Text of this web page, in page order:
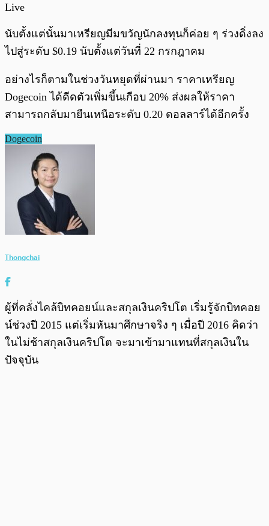
Live
นับตั้งแต่นั้นมาเหรียญมีมขวัญนักลงทุนก็ค่อย ๆ ร่วงดิ่งลง
ไปสู่ระดับ $0.19 นับตั้งแต่วันที่ 22 กรกฎาคม
อย่างไรก็ตามในช่วงวันหยุดที่ผ่านมา ราคาเหรียญ
Dogecoin ได้ดีดตัวเพิ่มขึ้นเกือบ 20% ส่งผลให้ราคา
สามารถกลับมายืนเหนือระดับ 0.20 ดอลลาร์ได้อีกครั้ง
Dogecoin
Thongchai
ผู้ที่คลั่งไคล้บิทคอยน์และสกุลเงินคริปโต เริ่มรู้จักบิทคอย
น์ช่วงปี 2015 แต่เริ่มหันมาศึกษาจริง ๆ เมื่อปี 2016 คิดว่า
ในไม่ช้าสกุลเงินคริปโต จะมาเข้ามาแทนที่สกุลเงินใน
ปัจจุบัน